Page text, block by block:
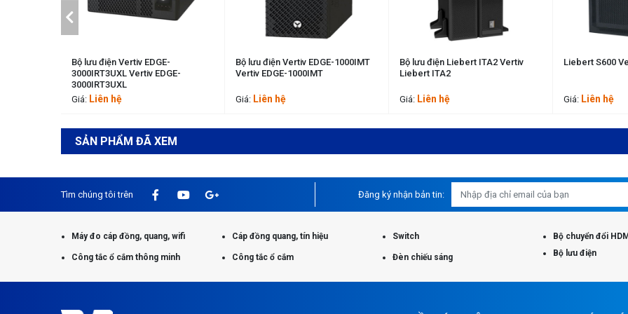
Bộ lưu điện Vertiv EDGE-
3000IRT3UXL Vertiv EDGE-
3000IRT3UXL
Giá: Liên hệ
Bộ lưu điện Vertiv EDGE-1000IMT
Vertiv EDGE-1000IMT
Giá: Liên hệ
Bộ lưu điện Liebert ITA2 Vertiv
Liebert ITA2
Giá: Liên hệ
Liebert S600
Giá: Liên hệ
SẢN PHẨM ĐÃ XEM
Tìm chúng tôi trên Đăng ký nhận bản tin:
Máy đo cáp đồng, quang, wifi Cáp đồng quang, tín hiệu Switch Bộ chuyển đổi
Công tắc ổ cắm thông minh Công tắc ổ cắm Đèn chiếu sáng Bộ lưu điện